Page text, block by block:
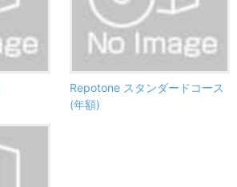
Repotone スタンダードコース
(年額)